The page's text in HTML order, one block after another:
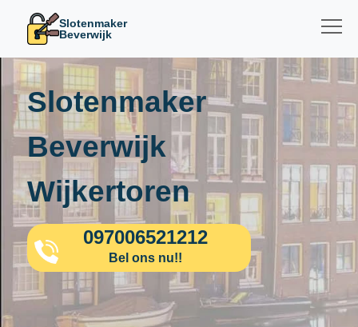
Slotenmaker
Beverwijk
Slotenmaker
Beverwijk
Wijkertoren
097006521212
Bel ons nu!!